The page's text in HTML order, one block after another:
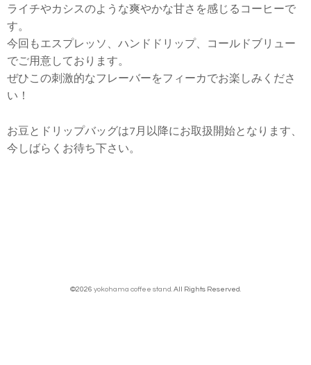
ライチやカシスのような爽やかな甘さを感じるコーヒーで
す。
今回もエスプレッソ、ハンドドリップ、コールドブリュー
でご用意しております。
ぜひこの刺激的なフレーバーをフィーカでお楽しみくださ
い！
お豆とドリップバッグは7月以降にお取扱開始となります、
今しばらくお待ち下さい。
©2026 yokohama coffee stand . All Rights Reserved.